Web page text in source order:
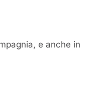
e anche in